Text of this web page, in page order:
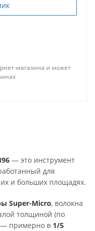
магазина и может
— это инструмент
для
и больших площадях.
Super-Micro, волокна
толщиной (по
— примерно в 1/5